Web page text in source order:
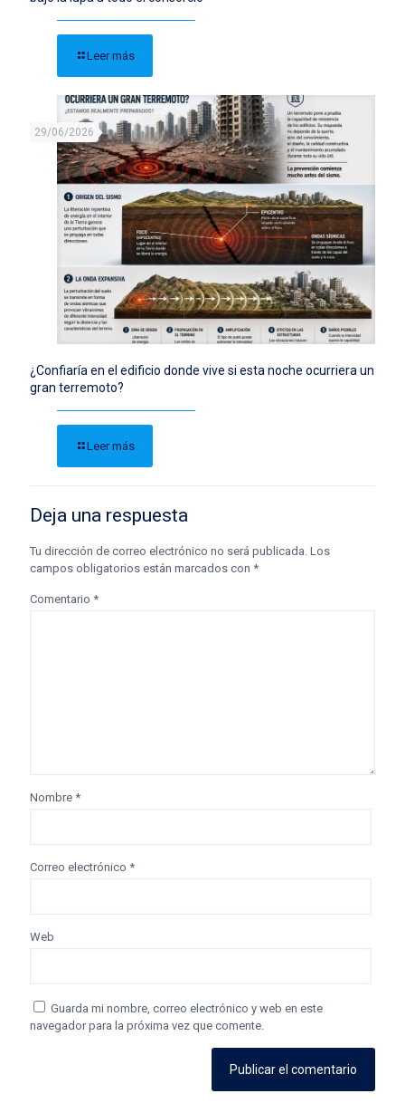
Leer más
29/06/2026
¿Confiaría en el edificio donde vive si esta noche ocurriera un
gran terremoto?
Leer más
Deja una respuesta
Tu dirección de correo electrónico no será publicada. Los
campos obligatorios están marcados con *
Comentario *
Nombre *
Correo electrónico *
Web
Guarda mi nombre, correo electrónico y web en este
navegador para la próxima vez que comente.